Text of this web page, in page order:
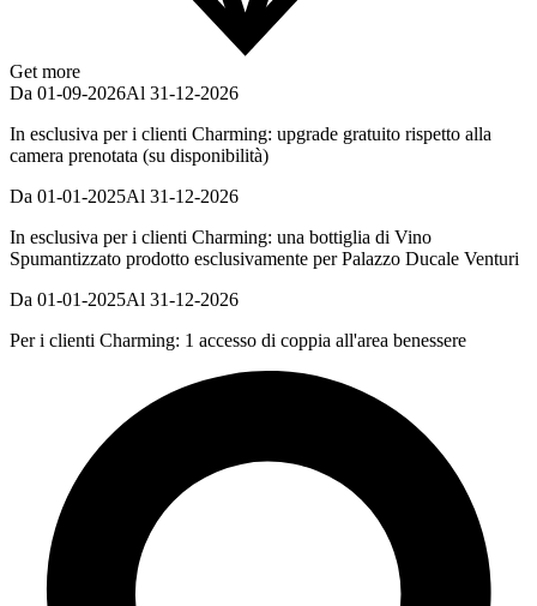
Get more
Da 01-09-2026Al 31-12-2026
In esclusiva per i clienti Charming: upgrade gratuito rispetto alla
camera prenotata (su disponibilità)
Da 01-01-2025Al 31-12-2026
In esclusiva per i clienti Charming: una bottiglia di Vino
Spumantizzato prodotto esclusivamente per Palazzo Ducale Venturi
Da 01-01-2025Al 31-12-2026
Per i clienti Charming: 1 accesso di coppia all'area benessere